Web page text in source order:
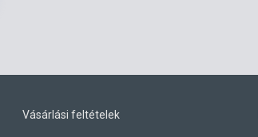
Vásárlási feltételek